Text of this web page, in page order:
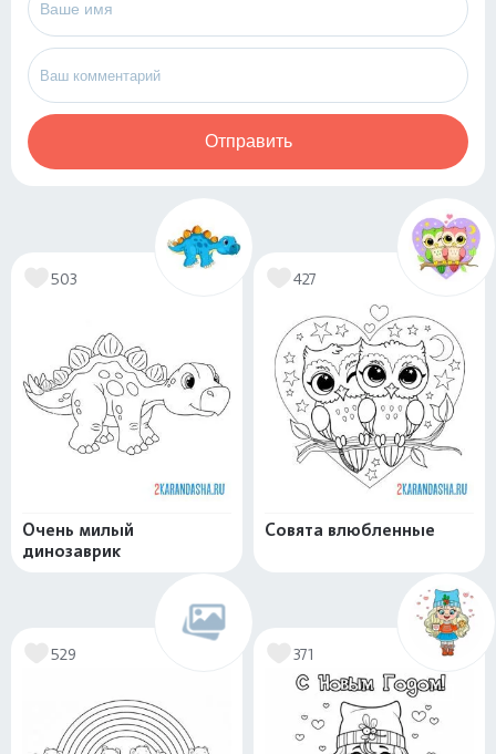
Отправить
503
Очень милый
динозаврик
427
Совята влюбленные
529 371